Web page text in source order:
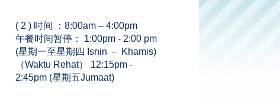
( 2 ) 时间 ：8:00am – 4:00pm
午餐时间暂停： 1:00pm - 2:00 pm
(星期一至星期四 Isnin － Khamis)
（Waktu Rehat） 12:15pm -
2:45pm (星期五Jumaat)